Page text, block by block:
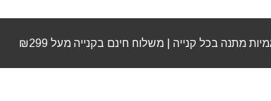
מתנה בכל קנייה | משלוח חינם בקנייה מעל ₪299